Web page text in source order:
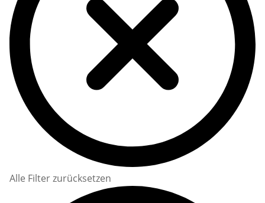
Alle Filter zurücksetzen